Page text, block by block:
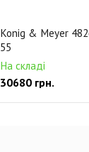
Konig & Meyer
55
На складі
30680 грн.